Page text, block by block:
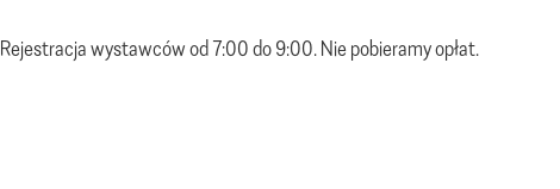
Rejestracja wystawców od 7:00 do 9:00. Nie pobieramy opłat.